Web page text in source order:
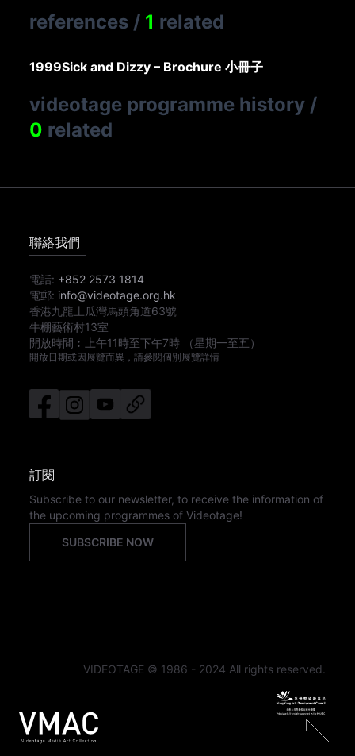
references / 1 related
1999Sick and Dizzy – Brochure 小冊子
videotage programme history /
0 related
聯絡我們
電話: +852 2573 1814
電郵: info@videotage.org.hk
香港九龍土瓜灣馬頭角道63號
牛棚藝術村13室
開放時間︰
上午11時至下午7時 （星期一至五）
開放日期或因展覽而異，請參閱個別展覽詳情
訂閱
Subscribe to our newsletter, to receive the information of
the upcoming programmes of Videotage!
SUBSCRIBE NOW
VIDEOTAGE © 1986 - 2024 All rights reserved.